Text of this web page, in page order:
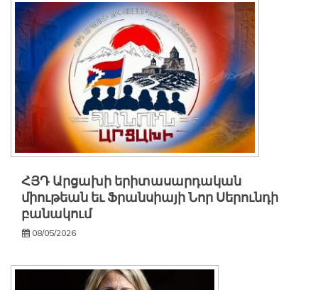
ՀՅԴ Արցախի երիտասարդական
միութեան եւ Ֆրանսիայի Նոր Սերունդի
բանակում
08/05/2026